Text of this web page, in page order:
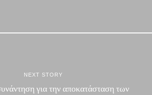
NEXT STORY
για την αποκατάσταση των